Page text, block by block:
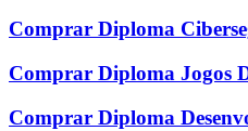
Comprar Diploma
Comprar Diploma Jogos
Comprar Diploma